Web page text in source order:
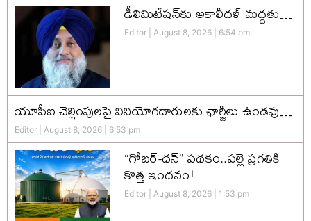
డీలిమిటేషన్‌కు అకాలీదళ్‌ మద్దతు…
Editor August 8, 2026 6:54 pm
యూపీఐ చెల్లింపులపై వినియోగదారులకు ఛార్జీలు ఉండవు…
Editor August 8, 2026 6:53 pm
“గోబర్-ధన్” పథకం..పల్లె ప్రగతికి
కొత్త ఇంధనం!
Editor August 8, 2026 1:53 pm